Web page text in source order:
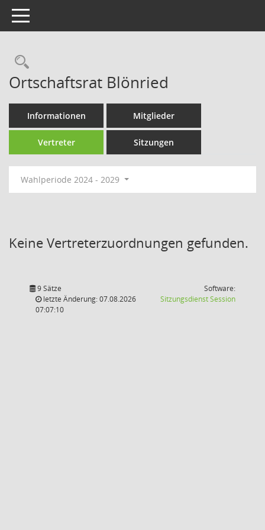
Toggle navigation
Ortschaftsrat Blönried
Informationen Mitglieder
Vertreter Sitzungen
Wahlperiode 2024 - 2029
Keine Vertreterzuordnungen gefunden.
9 Sätze
letzte Änderung: 07.08.2026
07:07:10
Software:
SitzungsdienstSession(Wird in